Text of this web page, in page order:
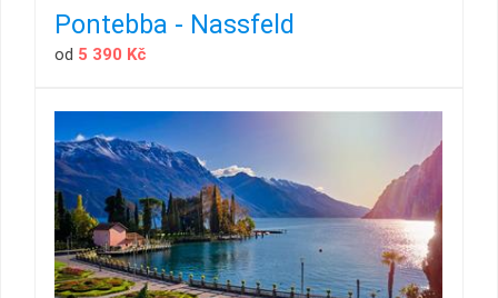
Pontebba - Nassfeld
od 5 390 Kč